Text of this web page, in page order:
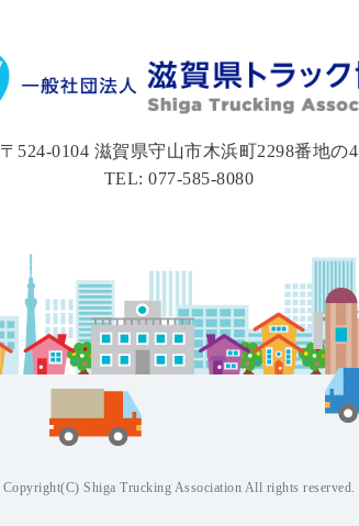
〒524-0104 滋賀県守山市木浜町2298番地の4
TEL: 077-585-8080
Copyright(C) Shiga Trucking Association All rights reserved.